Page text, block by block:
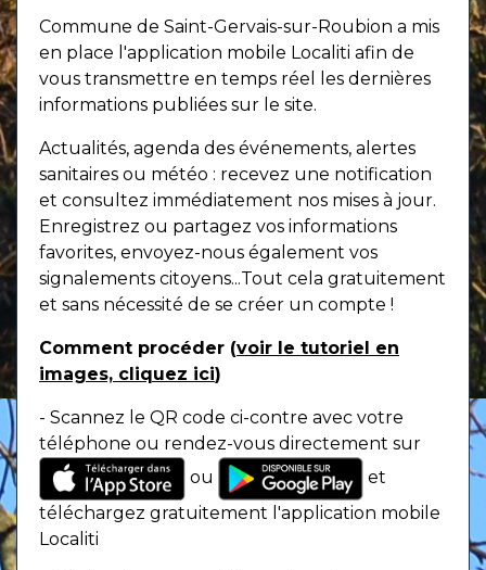
Commune de Saint-Gervais-sur-Roubion a mis
en place l'application mobile Localiti afin de
vous transmettre en temps réel les dernières
informations publiées sur le site.
Actualités, agenda des événements, alertes
sanitaires ou météo : recevez une notification
et consultez immédiatement nos mises à jour.
Enregistrez ou partagez vos informations
favorites, envoyez-nous également vos
signalements citoyens...Tout cela gratuitement
et sans nécessité de se créer un compte !
Comment procéder (voir le tutoriel en
images, cliquez ici)
- Scannez le QR code ci-contre avec votre
téléphone ou rendez-vous directement sur
ou
et
téléchargez gratuitement l'application mobile
Localiti